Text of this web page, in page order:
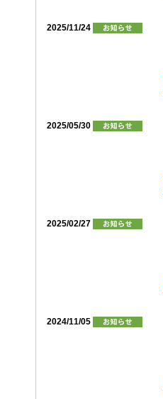
2025/11/24
2025/05/30
2025/02/27
2024/11/05